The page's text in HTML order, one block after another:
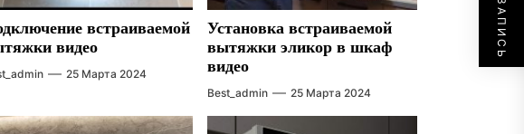
встраиваемой
видео
25 Марта 2024
Установка встраиваемой
вытяжки эликор в шкаф
видео
Best_admin 25 Марта 2024